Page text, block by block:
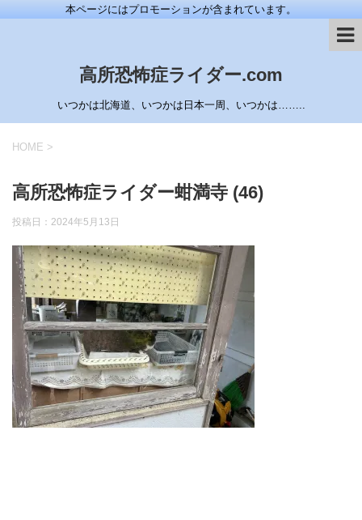
本ページにはプロモーションが含まれています。
高所恐怖症ライダー.com
いつかは北海道、いつかは日本一周、いつかは……..
HOME >
高所恐怖症ライダー蚶満寺 (46)
投稿日： 2024年5月13日